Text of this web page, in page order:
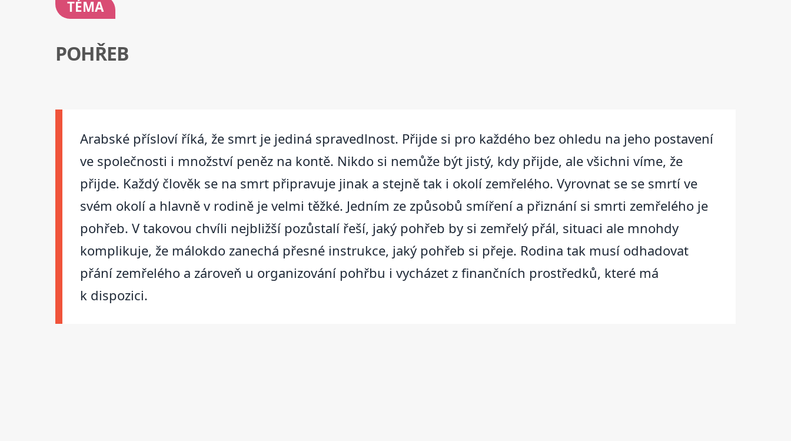
TÉMA
POHŘEB
Arabské přísloví říká, že smrt je jediná spravedlnost. Přijde si pro každého bez ohledu na jeho postavení
ve společnosti i množství peněz na kontě. Nikdo si nemůže být jistý, kdy přijde, ale všichni víme, že
přijde. Každý člověk se na smrt připravuje jinak a stejně tak i okolí zemřelého. Vyrovnat se se smrtí ve
svém okolí a hlavně v rodině je velmi těžké. Jedním ze způsobů smíření a přiznání si smrti zemřelého je
pohřeb. V takovou chvíli nejbližší pozůstalí řeší, jaký pohřeb by si zemřelý přál, situaci ale mnohdy
komplikuje, že málokdo zanechá přesné instrukce, jaký pohřeb si přeje. Rodina tak musí odhadovat
přání zemřelého a zároveň u organizování pohřbu i vycházet z finančních prostředků, které má
k dispozici.